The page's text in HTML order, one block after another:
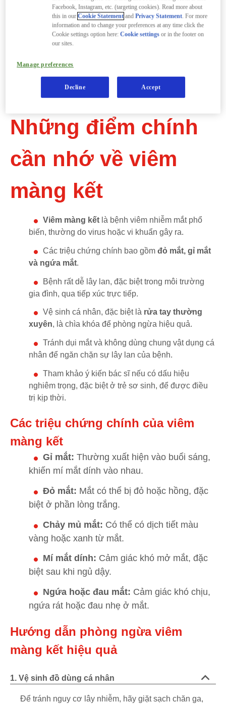
(Lưu ý: Có một dạng viêm màng kết đặc biệt nguy
hiểm ảnh hưởng đến trẻ sơ sinh. Nếu bạn nghi
sĩ ngay lập tức để được chẩn đoán và điều trị kịp
Những điểm chính
cần nhớ về viêm
màng kết
Viêm màng kếtlà bệnh viêm nhiễm mắt phổ
biến, thường do virus hoặc vi khuẩn gây ra.
Các triệu chứng chính bao gồm đỏ mắt, gỉ mắt
và ngứa mắt.
Bệnh rất dễ lây lan, đặc biệt trong môi trường
gia đình, qua tiếp xúc trực tiếp.
Vệ sinh cá nhân, đặc biệt là rửa tay thường
xuyên, là chìa khóa để phòng ngừa hiệu quả.
Tránh dụi mắt và không dùng chung vật dụng cá
nhân để ngăn chặn sự lây lan của bệnh.
Tham khảo ý kiến bác sĩ nếu có dấu hiệu
nghiêm trọng, đặc biệt ở trẻ sơ sinh, để được điều
trị kịp thời.
Các triệu chứng chính của viêm
màng kết
Gỉ mắt: Thường xuất hiện vào buổi sáng,
khiến mí mắt dính vào nhau.
Đỏ mắt: Mắt có thể bị đỏ hoặc hồng, đặc
biệt ở phần lòng trắng.
Chảy mủ mắt: Có thể có dịch tiết màu
vàng hoặc xanh từ mắt.
Mí mắt dính: Cảm giác khó mở mắt, đặc
biệt sau khi ngủ dậy.
Ngứa hoặc đau mắt: Cảm giác khó chịu,
ngứa rát hoặc đau nhẹ ở mắt.
Hướng dẫn phòng ngừa viêm
màng kết hiệu quả
1. Vệ sinh đồ dùng cá nhân
Để tránh nguy cơ lây nhiễm, hãy giặt sạch chăn ga,
Facebook, Instagram, etc. (targeting cookies). Read more about
this in ourCookie Statement andPrivacy Statement. For more
information and to change your preferences at any time click the
Cookie settings option here:Cookie settings or in the footer on
our sites.
Manage preferences
Decline Accept